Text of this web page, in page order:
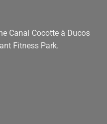
Canal Cocotte à Ducos
Fitness Park.